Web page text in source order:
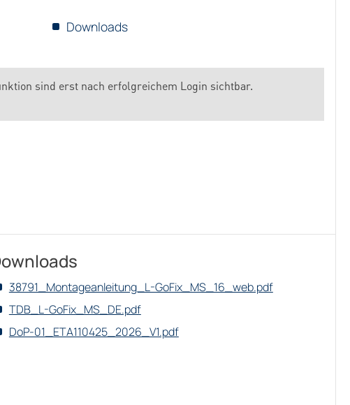
Downloads
sind erst nach erfolgreichem Login sichtbar.
38791_Montageanleitung_L-GoFix_MS_16_web.pdf
TDB_L-GoFix_MS_DE.pdf
DoP-01_ETA110425_2026_V1.pdf